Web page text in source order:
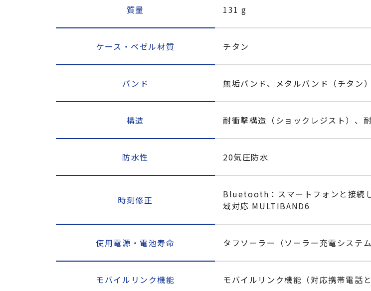
質量 131 g
ケース・ベゼル材質 チタン
バンド 無垢バンド、メタルバンド（チタン
構造 耐衝撃構造（ショックレジスト）、
防水性 20気圧防水
時刻修正
Bluetooth：スマートフォンと接続
域対応 MULTIBAND6
使用電源・電池寿命 タフソーラー（ソーラー充電システム
モバイルリンク機能 モバイルリンク機能（対応携帯電